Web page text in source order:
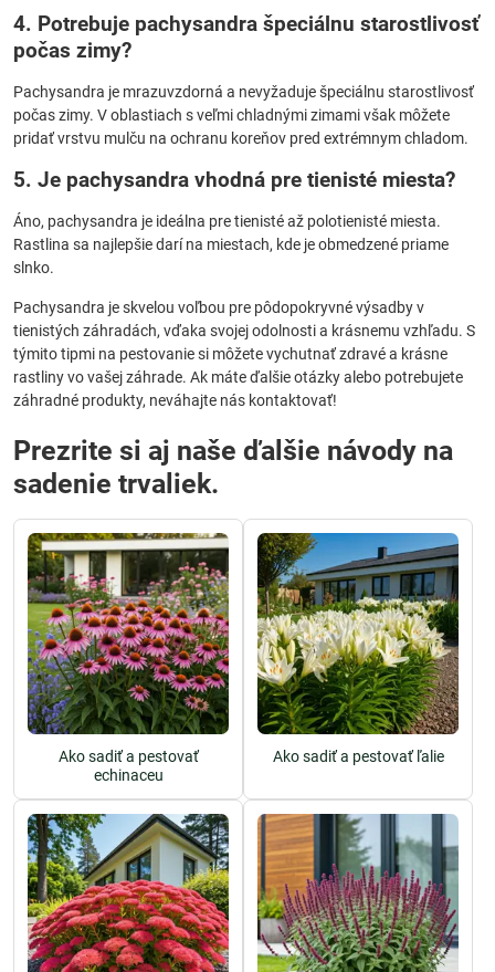
4. Potrebuje pachysandra špeciálnu starostlivosť
počas zimy?
Pachysandra je mrazuvzdorná a nevyžaduje špeciálnu starostlivosť
počas zimy. V oblastiach s veľmi chladnými zimami však môžete
pridať vrstvu mulču na ochranu koreňov pred extrémnym chladom.
5. Je pachysandra vhodná pre tienisté miesta?
Áno, pachysandra je ideálna pre tienisté až polotienisté miesta.
Rastlina sa najlepšie darí na miestach, kde je obmedzené priame
slnko.
Pachysandra je skvelou voľbou pre pôdopokryvné výsadby v
tienistých záhradách, vďaka svojej odolnosti a krásnemu vzhľadu. S
týmito tipmi na pestovanie si môžete vychutnať zdravé a krásne
rastliny vo vašej záhrade. Ak máte ďalšie otázky alebo potrebujete
záhradné produkty, neváhajte nás kontaktovať!
Prezrite si aj naše ďalšie návody na
sadenie trvaliek.
Ako sadiť a pestovať
echinaceu
Ako sadiť a pestovať ľalie